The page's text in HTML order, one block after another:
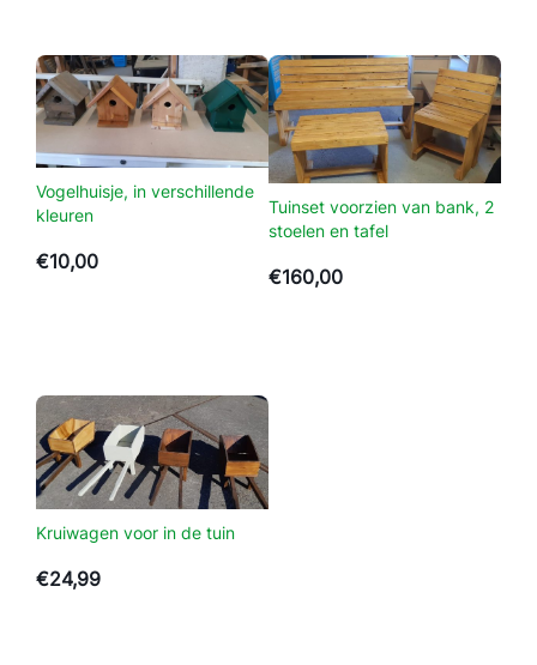
e
u
r
e
n
a
a
Vogelhuisje, in verschillende
kleuren
€10,00
Tuinset voorzien van bank, 2
stoelen en tafel
€160,00
Kruiwagen voor in de tuin
€24,99